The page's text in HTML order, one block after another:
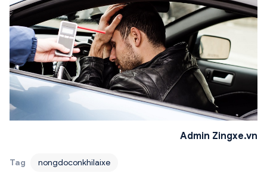
Admin Zingxe.vn
Tag nongdoconkhilaixe